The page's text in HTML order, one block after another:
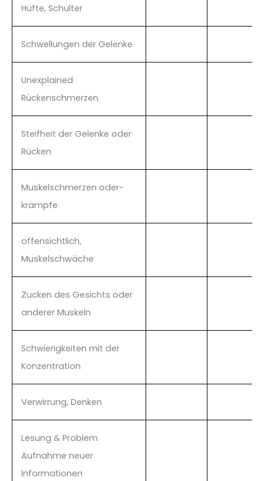
Hüfte, Schulter
Schwellungen der Gelenke
Unexplained
Rückenschmerzen
Steifheit der Gelenke oder
Rücken
Muskelschmerzen oder-
krämpfe
offensichtlich,
Muskelschwäche
Zucken des Gesichts oder
anderer Muskeln
Schwierigkeiten mit der
Konzentration
Verwirrung, Denken
Lesung & Problem
Aufnahme neuer
Informationen